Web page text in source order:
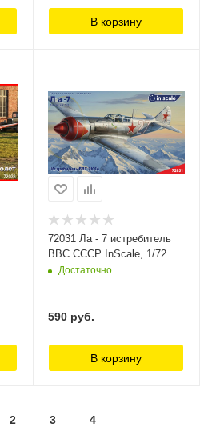
В корзину
72031 Ла - 7 истребитель
ВВС СССР InScale, 1/72
Достаточно
590 руб.
В корзину
2 3 4